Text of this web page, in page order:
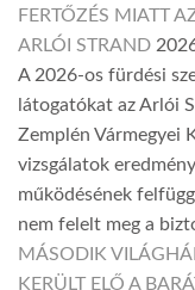
FERTŐZÉS MIATT
ARLÓI STRAND
A 2026-os fürdési
látogatókat az Arlói
Zemplén Vármegyei
vizsgálatok
működésének
nem felelt meg a
MÁSODIK
KERÜLT ELŐ A